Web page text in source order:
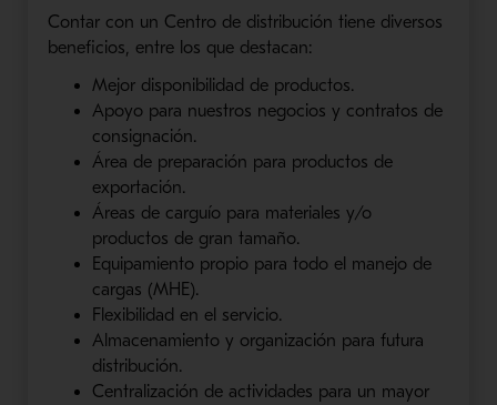
Contar con un Centro de distribución tiene diversos
beneficios, entre los que destacan:
Mejor disponibilidad de productos.
Apoyo para nuestros negocios y contratos de
consignación.
Área de preparación para productos de
exportación.
Áreas de carguío para materiales y/o
productos de gran tamaño.
Equipamiento propio para todo el manejo de
cargas (MHE).
Flexibilidad en el servicio.
Almacenamiento y organización para futura
distribución.
Centralización de actividades para un mayor